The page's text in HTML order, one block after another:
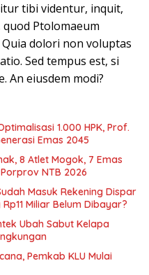
tibi videntur, inquit,
quod Ptolomaeum
dolori non voluptas
Sed tempus est, si
An eiusdem modi?
1.000 HPK, Prof.
Emas 2045
8 Atlet Mogok, 7 Emas
NTB 2026
Masuk Rekening Dispar
Miliar Belum Dibayar?
Ubah Sabut Kelapa
Pemkab KLU Mulai